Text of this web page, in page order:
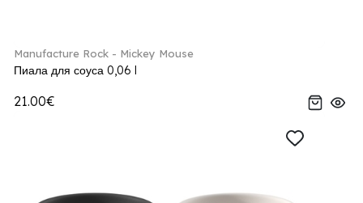
Manufacture Rock - Mickey Mouse
Пиала для соуса 0,06 l
21.00€